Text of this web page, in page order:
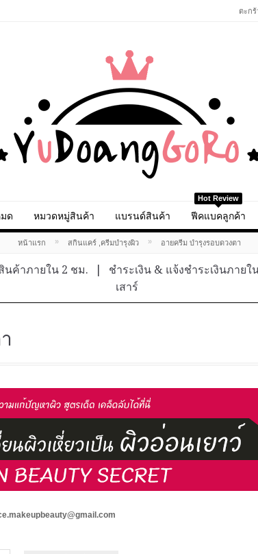
ตะก
ด หมวดหมู่สินค้า แบรนด์สินค้า
Hot Review
ฟีคแบคลูกค้า
หน้าแรก » สกินแคร์ ,ครีมบำรุงผิว » อายครีม บำรุงรอบดวงตา
นค้าภายใน 2 ชม. ชำระเงิน & แจ้งชำระเงินภาย
เสาร์